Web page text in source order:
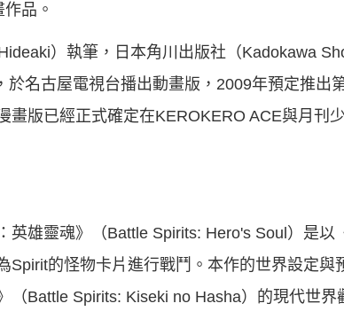
品。
）執筆，日本角川出版社（Kadokawa
於名古屋電視台播出動畫版，2009年預定推
畫版已經正式確定在KEROKERO ACE與月刊
英雄靈魂》（Battle Spirits: Hero's Soul）是
Spirit的怪物卡片進行戰鬥。本作的世界設定
（Battle Spirits: Kiseki no Hasha）的現代世